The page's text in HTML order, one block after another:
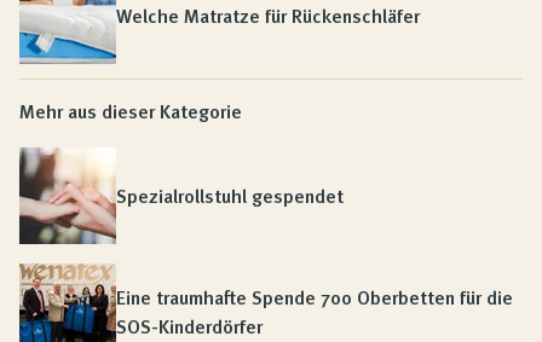
Welche Matratze für Rückenschläfer
Mehr aus dieser Kategorie
Spezialrollstuhl gespendet
Eine traumhafte Spende 700 Oberbetten für die
SOS-Kinderdörfer